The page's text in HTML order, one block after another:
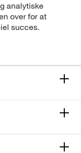
analytiske
over for at
succes.